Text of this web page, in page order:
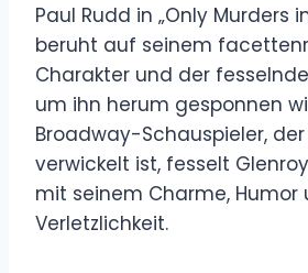
Paul Rudd in „Only Murders
beruht auf seinem
Charakter und der
um ihn herum gesponnen
Broadway-Schauspieler,
verwickelt ist, fesselt
mit seinem Charme, Humor
Verletzlichkeit.